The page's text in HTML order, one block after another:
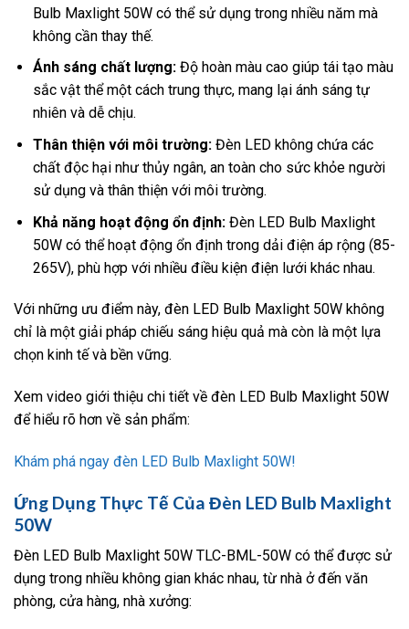
Bulb Maxlight 50W có thể sử dụng trong nhiều năm mà
không cần thay thế.
Ánh sáng chất lượng:Độ hoàn màu cao giúp tái tạo màu
sắc vật thể một cách trung thực, mang lại ánh sáng tự
nhiên và dễ chịu.
Thân thiện với môi trường:Đèn LED không chứa các
chất độc hại như thủy ngân, an toàn cho sức khỏe người
sử dụng và thân thiện với môi trường.
Khả năng hoạt động ổn định:Đèn LED Bulb Maxlight
50W có thể hoạt động ổn định trong dải điện áp rộng (85-
265V), phù hợp với nhiều điều kiện điện lưới khác nhau.
Với những ưu điểm này, đèn LED Bulb Maxlight 50W không
chỉ là một giải pháp chiếu sáng hiệu quả mà còn là một lựa
chọn kinh tế và bền vững.
Xem video giới thiệu chi tiết về đèn LED Bulb Maxlight 50W
để hiểu rõ hơn về sản phẩm:
Khám phá ngay đèn LED Bulb Maxlight 50W!
Ứng Dụng Thực Tế Của Đèn LED Bulb Maxlight
50W
Đèn LED Bulb Maxlight 50W TLC-BML-50W có thể được sử
dụng trong nhiều không gian khác nhau, từ nhà ở đến văn
phòng, cửa hàng, nhà xưởng: